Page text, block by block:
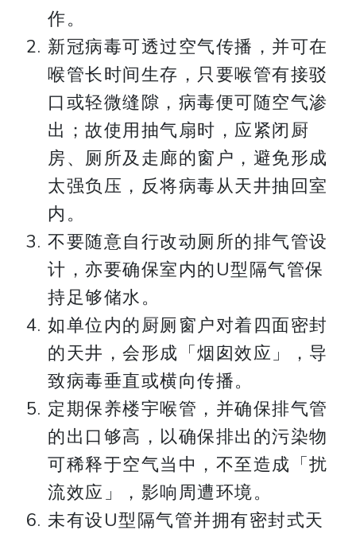
作。
新冠病毒可透过空气传播，并可在
喉管长时间生存，只要喉管有接驳
口或轻微缝隙，病毒便可随空气渗
出；故使用抽气扇时，应紧闭厨
房、厕所及走廊的窗户，避免形成
太强负压，反将病毒从天井抽回室
内。
不要随意自行改动厕所的排气管设
计，亦要确保室内的U型隔气管保
持足够储水。
如单位内的厨厕窗户对着四面密封
的天井，会形成「烟囱效应」，导
致病毒垂直或横向传播。
定期保养楼宇喉管，并确保排气管
的出口够高，以确保排出的污染物
可稀释于空气当中，不至造成「扰
流效应」，影响周遭环境。
未有设U型隔气管并拥有密封式天